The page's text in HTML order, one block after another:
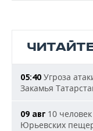
05:40 Угроза
Закамья
09 авг 10
Юрьевских